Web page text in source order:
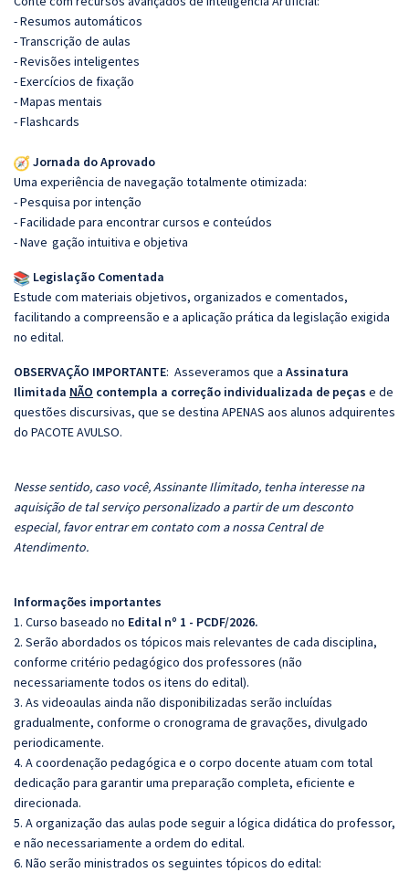
- Resumos automáticos
- Transcrição de aulas
- Revisões inteligentes
- Exercícios de fixação
- Mapas mentais
- Flashcards
Jornada do Aprovado
Uma experiência de navegação totalmente otimizada:
- Pesquisa por intenção
- Facilidade para encontrar cursos e conteúdos
- Nave gação intuitiva e objetiva
Legislação Comentada
Estude com materiais objetivos, organizados e comentados,
facilitando a compreensão e a aplicação prática da legislação exigida
no edital.
OBSERVAÇÃO IMPORTANTE: Asseveramos que a Assinatura
Ilimitada NÃO contempla a correção individualizada de peças e de
questões discursivas, que se destina APENAS aos alunos adquirentes
do PACOTE AVULSO.
Nesse sentido, caso você, Assinante Ilimitado, tenha interesse na
aquisição de tal serviço personalizado a partir de um desconto
especial, favor entrar em contato com a nossa Central de
Atendimento.
Informações importantes
1. Curso baseado no Edital nº 1 - PCDF/2026.
2. Serão abordados os tópicos mais relevantes de cada disciplina,
conforme critério pedagógico dos professores (não
necessariamente todos os itens do edital).
3. As videoaulas ainda não disponibilizadas serão incluídas
gradualmente, conforme o cronograma de gravações, divulgado
periodicamente.
4. A coordenação pedagógica e o corpo docente atuam com total
dedicação para garantir uma preparação completa, eficiente e
direcionada.
5. A organização das aulas pode seguir a lógica didática do professor,
e não necessariamente a ordem do edital.
6. Não serão ministrados os seguintes tópicos do edital: